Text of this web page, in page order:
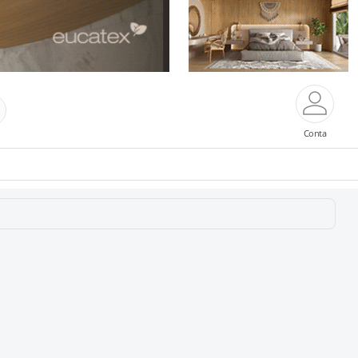
Conta